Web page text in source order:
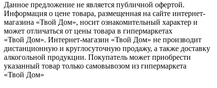
Данное предложение не является публичной офертой.
Информация о цене товара, размещенная на сайте интернет-
магазина «Твой Дом», носит ознакомительный характер и
может отличаться от цены товара в гипермаркетах
«Твой Дом». Интернет-магазин «Твой Дом» не производит
дистанционную и круглосуточную продажу, а также доставку
алкогольной продукции. Покупатель может приобрести
указанный товар только самовывозом из гипермаркета
«Твой Дом»